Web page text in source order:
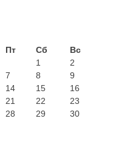
Пт Сб
Вс
1
2
7 8
9
14 15
16
21 22
23
28 29
30